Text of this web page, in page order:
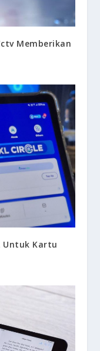
Memberikan
Untuk Kartu